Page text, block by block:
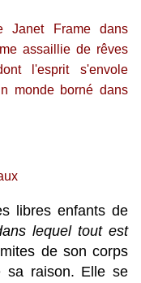
Janet Frame dans
assaillie de rêves
l'esprit s'envole
monde borné dans
libres enfants de
lequel tout est
de son corps
sa raison. Elle se